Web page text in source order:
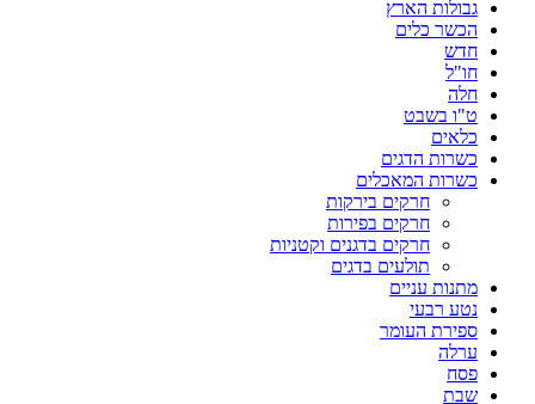
גבולות הארץ
הכשר כלים
חדש
חו"ל
חלה
ט"ו בשבט
כלאים
כשרות הדגים
כשרות המאכלים
חרקים בירקות
חרקים בפירות
חרקים בדגנים וקטניות
תולעים בדגים
מתנות עניים
נטע רבעי
ספירת העומר
ערלה
פסח
שבת